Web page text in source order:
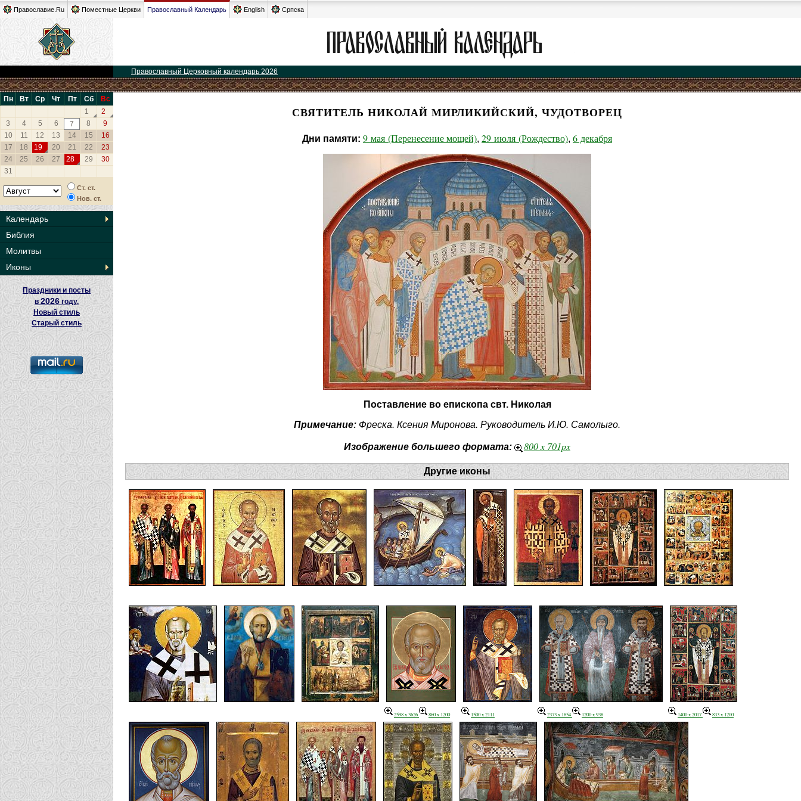
Православие.Ru Поместные Церкви Православный Календарь English Српска
Православный Церковный календарь 2026
Пн Вт Ср Чт Пт Сб
Вс
1
2
3
4 5 6 7 8
9
10
11 12 13 14 15
16
17
18 19 20 21 22
23
24
25 26 27 28 29
30
31
Ст. ст.
Нов. ст.
Календарь
Библия
Молитвы
Иконы
Праздники и посты
в2026 году.
Новый стиль
Старый стиль
СВЯТИТЕЛЬ НИКОЛАЙ МИРЛИКИЙСКИЙ, ЧУДОТВОРЕЦ
Дни памяти: 9 мая (Перенесение мощей), 29 июля (Рождество), 6 декабря
Поставление во епископа свт. Николая
Примечание: Фреска. Ксения Миронова. Руководитель И.Ю. Самолыго.
Изображение большего формата: 800 x 701px
Другие иконы
2598 x 3626 860 x 1200 1500 x 2111 2373 x 1854 1200 x 938 1400 x 2017 833 x 1200